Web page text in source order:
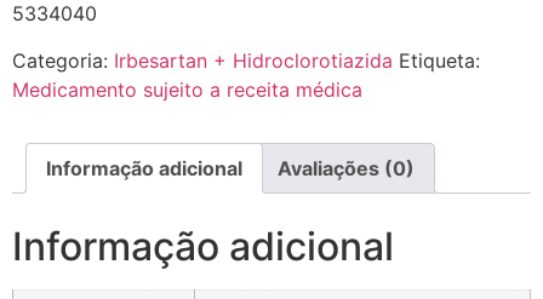
5334040
Categoria: Irbesartan + Hidroclorotiazida Etiqueta:
Medicamento sujeito a receita médica
Informação adicional Avaliações (0)
Informação adicional